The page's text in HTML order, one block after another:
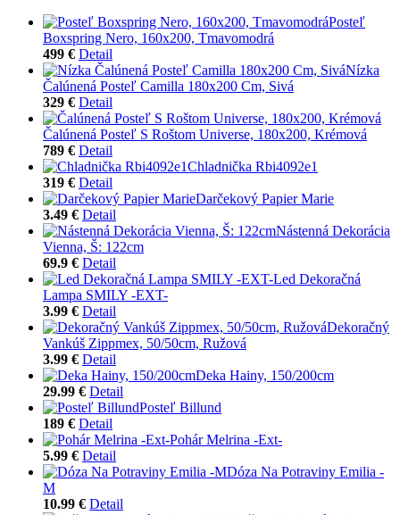
Posteľ
Boxspring Nero, 160x200, Tmavomodrá
499 € Detail
Nízka
Čalúnená Posteľ Camilla 180x200 Cm, Sivá
329 € Detail
Čalúnená Posteľ S Roštom Universe, 180x200, Krémová
789 € Detail
Chladnička Rbi4092e1
319 € Detail
Darčekový Papier Marie
3.49 € Detail
Nástenná Dekorácia
Vienna, Š: 122cm
69.9 € Detail
Led Dekoračná
Lampa SMILY -EXT-
3.99 € Detail
Dekoračný
Vankúš Zippmex, 50/50cm, Ružová
3.99 € Detail
Deka Hainy, 150/200cm
29.99 € Detail
Posteľ Billund
189 € Detail
Pohár Melrina -Ext-
5.99 € Detail
Dóza Na Potraviny Emilia -
M
10.99 € Detail